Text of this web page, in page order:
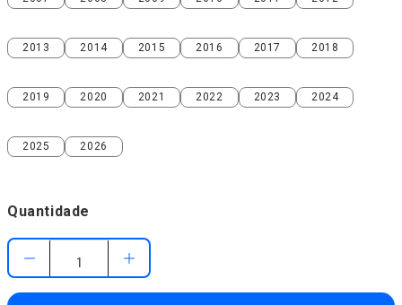
2013
2013 2014
2014 2015
2015 2016
2016 2017
2017 2018
2018
2019
2019 2020
2020 2021
2021 2022
2022 2023
2023 2024
2024
2025
2025 2026
2026
Quantidade